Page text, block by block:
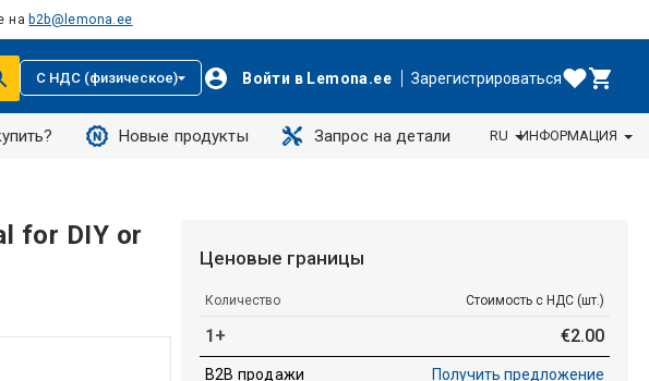
на b2b@lemona.ee
С НДС (физическое) Войти в Lemona.ee Зарегистрироваться
Новые продукты Запрос на детали RU ИНФОРМАЦИЯ
for DIY or
Ценовые границы
Количество Стоимость с НДС (шт.)
1+ €2.00
B2B продажи Получить предложение